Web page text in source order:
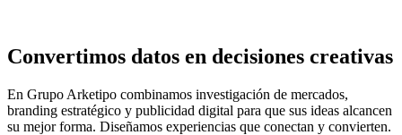
Convertimos datos en decisiones creativas
En Grupo Arketipo combinamos investigación de mercados,
branding estratégico y publicidad digital para que sus ideas alcancen
su mejor forma. Diseñamos experiencias que conectan y convierten.